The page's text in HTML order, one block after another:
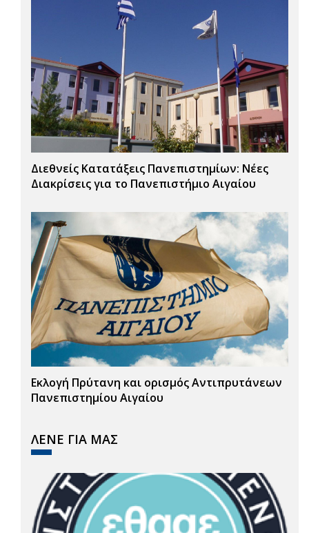
Διεθνείς Κατατάξεις Πανεπιστημίων: Νέες
Διακρίσεις για το Πανεπιστήμιο Αιγαίου
Εκλογή Πρύτανη και ορισμός Αντιπρυτάνεων
Πανεπιστημίου Αιγαίου
ΛΕΝΕ ΓΙΑ ΜΑΣ